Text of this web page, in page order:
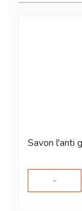
Savon l'anti
-